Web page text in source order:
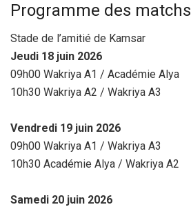
Programme des matchs
Stade de l’amitié de Kamsar
Jeudi 18 juin 2026
09h00 Wakriya A1 / Académie Alya
10h30 Wakriya A2 / Wakriya A3
Vendredi 19 juin 2026
09h00 Wakriya A1 / Wakriya A3
10h30 Académie Alya / Wakriya A2
Samedi 20 juin 2026